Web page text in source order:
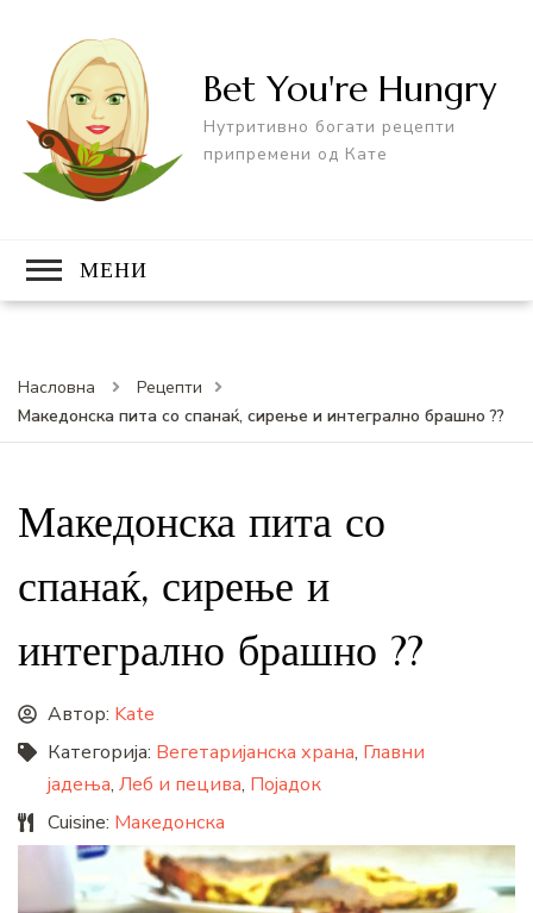
Bet You're Hungry
Нутритивно богати рецепти
припремени од Кате
МЕНИ
Насловна
Рецепти
Македонска пита со спанаќ, сирење и интегрално брашно ??
Македонска пита со
спанаќ, сирење и
интегрално брашно ??
Автор: Kate
Категорија: Вегетаријанска храна, Главни
јадења, Леб и пецива, Појадок
Cuisine: Македонска